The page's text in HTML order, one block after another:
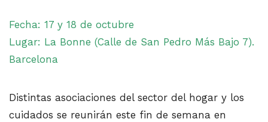
Fecha: 17 y 18 de octubre
Lugar: La Bonne (Calle de San Pedro Más Bajo 7).
Barcelona
Distintas asociaciones del sector del hogar y los
cuidados se reunirán este fin de semana en